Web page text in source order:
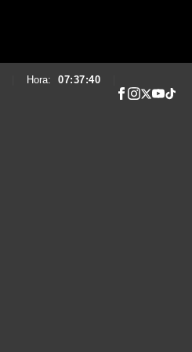
Hora: 07:37:41